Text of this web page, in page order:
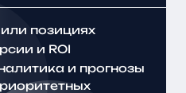
позициях
и ROI
и прогнозы